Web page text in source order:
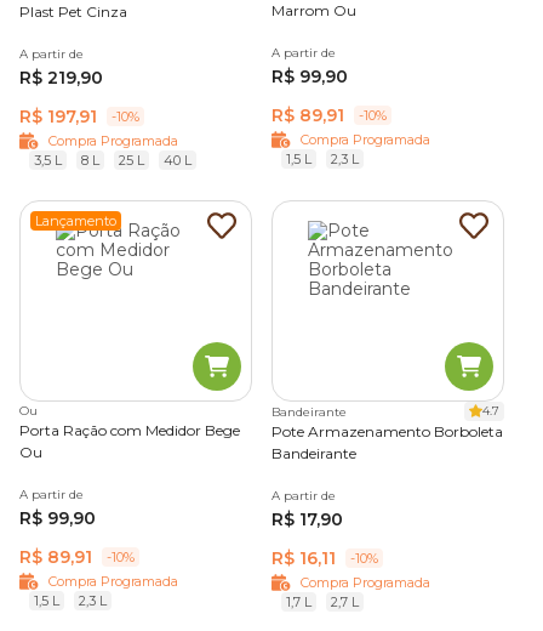
Plast Pet Cinza
A partir de
R$ 219,90
R$ 197,91
-10%
Compra Programada
3,5 L
8 L 25 L 40 L
Marrom Ou
A partir de
R$ 99,90
R$ 89,91
-10%
Compra Programada
1,5 L
2,3 L
Lançamento
Ou
Porta Ração com Medidor Bege
Ou
A partir de
R$ 99,90
R$ 89,91
-10%
Compra Programada
1,5 L
2,3 L
Bandeirante 4.7
Pote Armazenamento Borboleta
Bandeirante
A partir de
R$ 17,90
R$ 16,11
-10%
Compra Programada
1,7 L
2,7 L